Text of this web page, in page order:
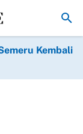
DKI Jakarta di
Kembali